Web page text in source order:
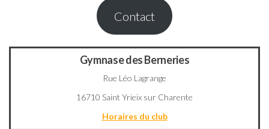
Contact
Gymnase des Berneries
Rue Léo Lagrange
16710 Saint Yrieix sur Charente
Horaires du club